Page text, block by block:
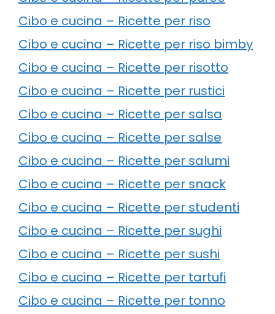
Cibo e cucina – Ricette per riso
Cibo e cucina – Ricette per riso bimby
Cibo e cucina – Ricette per risotto
Cibo e cucina – Ricette per rustici
Cibo e cucina – Ricette per salsa
Cibo e cucina – Ricette per salse
Cibo e cucina – Ricette per salumi
Cibo e cucina – Ricette per snack
Cibo e cucina – Ricette per studenti
Cibo e cucina – Ricette per sughi
Cibo e cucina – Ricette per sushi
Cibo e cucina – Ricette per tartufi
Cibo e cucina – Ricette per tonno